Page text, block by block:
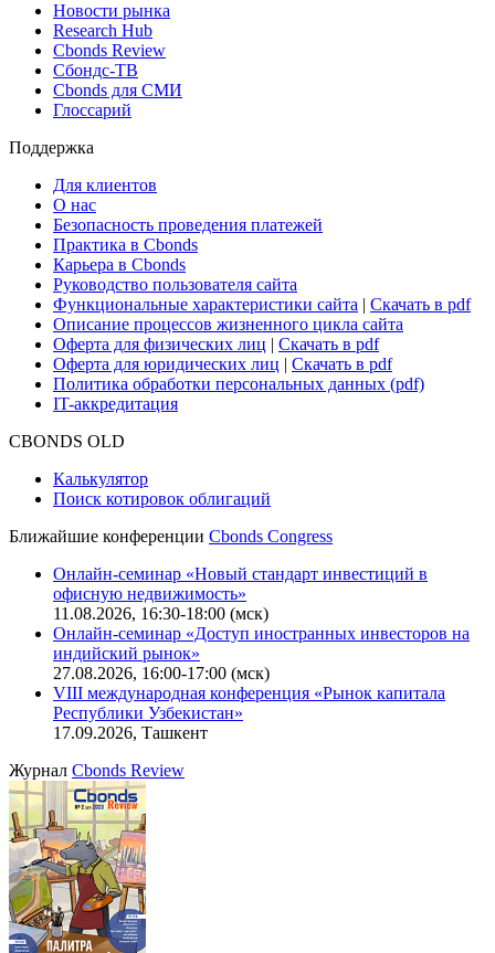
Новости рынка
Research Hub
Cbonds Review
Сбондс-ТВ
Cbonds для СМИ
Глоссарий
Поддержка
Для клиентов
О нас
Безопасность проведения платежей
Практика в Cbonds
Карьера в Cbonds
Руководство пользователя сайта
Функциональные характеристики сайта | Скачать в pdf
Описание процессов жизненного цикла сайта
Оферта для физических лиц | Скачать в pdf
Оферта для юридических лиц | Скачать в pdf
Политика обработки персональных данных (pdf)
IT-аккредитация
CBONDS OLD
Калькулятор
Поиск котировок облигаций
Ближайшие конференции Cbonds Congress
Онлайн-семинар «Новый стандарт инвестиций в
офисную недвижимость»
11.08.2026, 16:30-18:00 (мск)
Онлайн-семинар «Доступ иностранных инвесторов на
индийский рынок»
27.08.2026, 16:00-17:00 (мск)
VIII международная конференция «Рынок капитала
Республики Узбекистан»
17.09.2026, Ташкент
Журнал Cbonds Review